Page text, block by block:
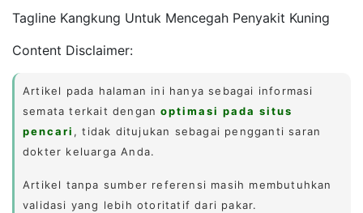
Tagline Kangkung Untuk Mencegah Penyakit Kuning
Content Disclaimer:
Artikel pada halaman ini hanya sebagai informasi
semata terkait denganoptimasi pada situs
pencari , tidak ditujukan sebagai pengganti saran
dokter keluarga Anda.
Artikel tanpa sumber referensi masih membutuhkan
validasi yang lebih otoritatif dari pakar.